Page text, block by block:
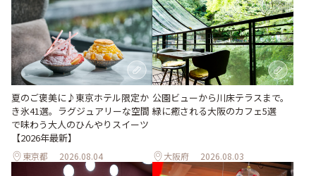
夏のご褒美に♪東京ホテル限定か
き氷41選。ラグジュアリーな空間
で味わう大人のひんやりスイーツ
【2026年最新】
東京都 2026.08.04
公園ビューから川床テラスまで。
緑に癒される大阪のカフェ5選
大阪府 2026.08.03